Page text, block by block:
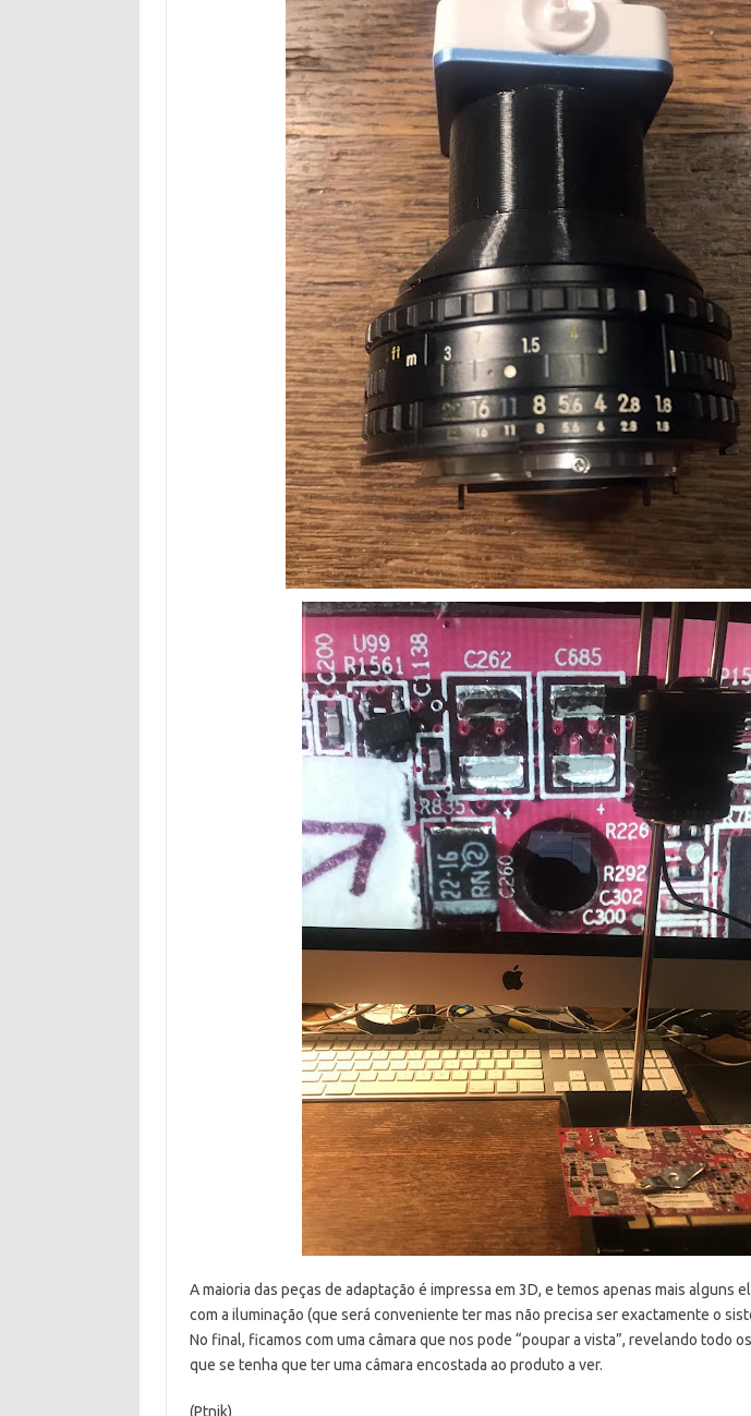
A maioria das peças de adaptação é impressa em 3D, e temos apenas mais alguns
com a iluminação (que será conveniente ter mas não precisa ser exactamente o
No final, ficamos com uma câmara que nos pode “poupar a vista”, revelando todo
que se tenha que ter uma câmara encostada ao produto a ver.
(Ptnik)